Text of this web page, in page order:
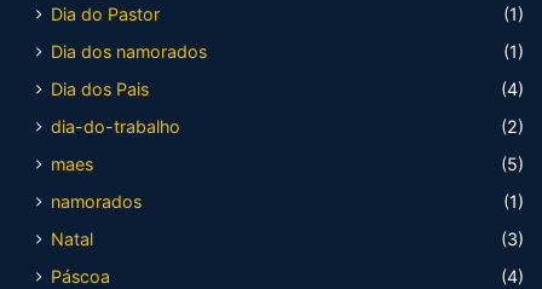
Dia do Pastor
(1)
Dia dos namorados
(1)
Dia dos Pais
(4)
dia-do-trabalho
(2)
maes
(5)
namorados
(1)
Natal
(3)
Páscoa
(4)